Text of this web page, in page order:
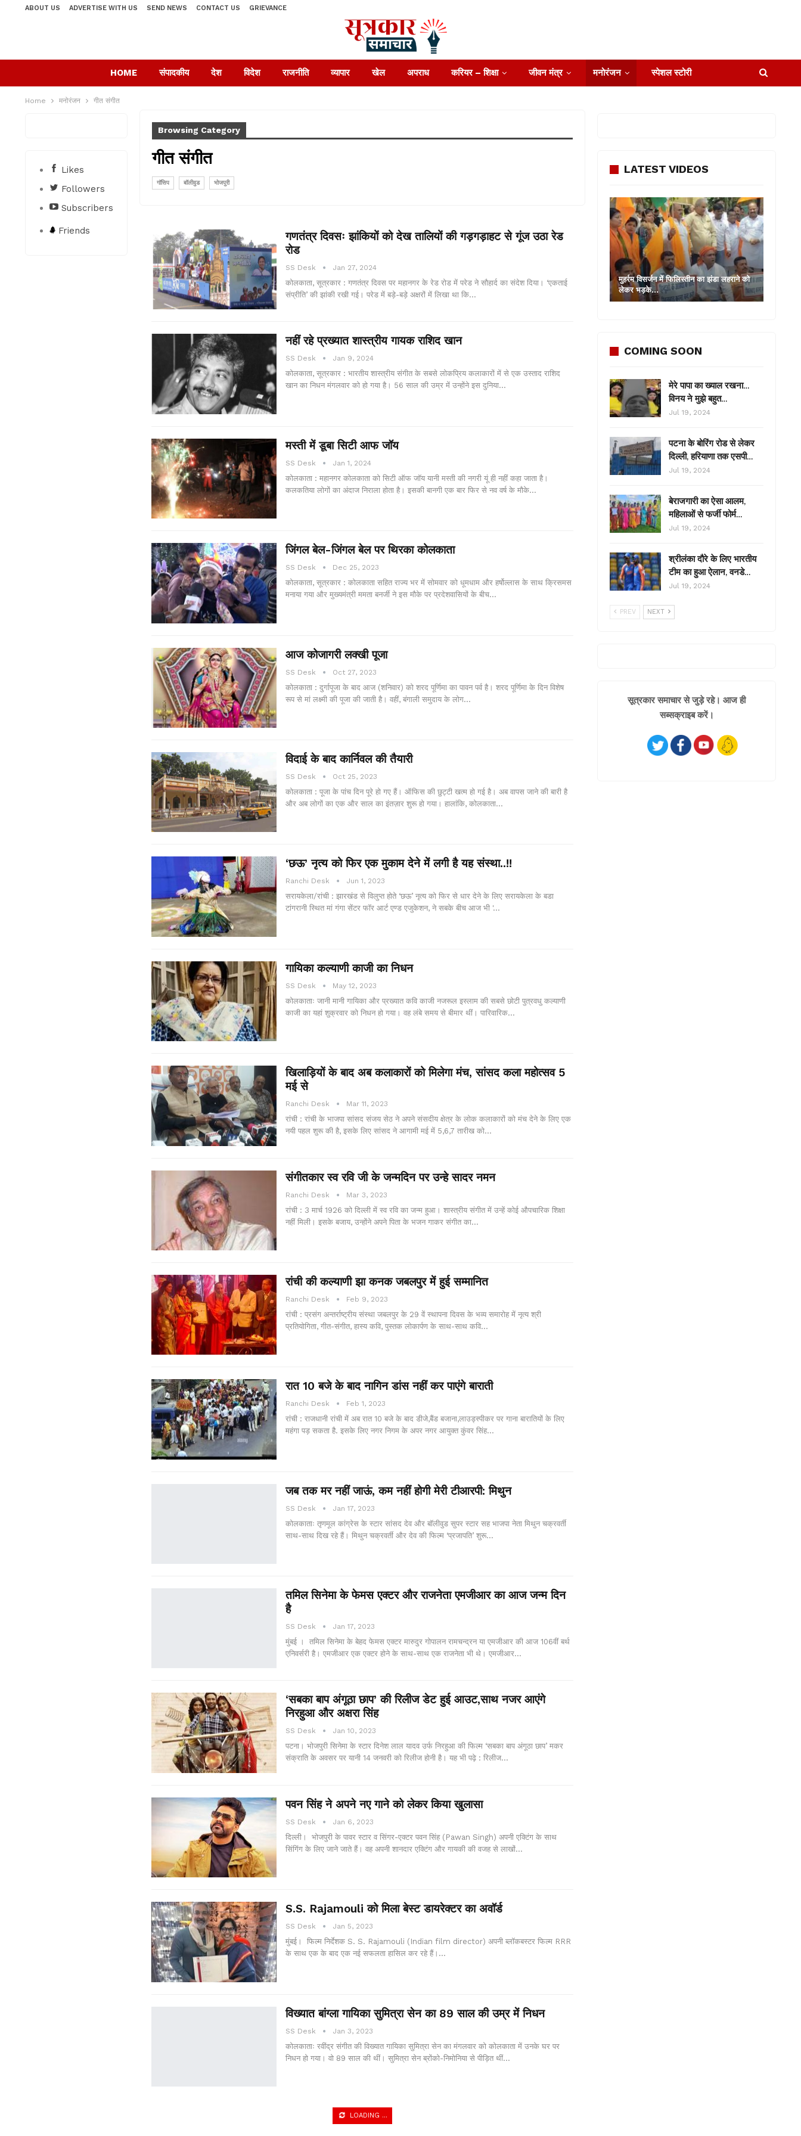
ABOUT US ADVERTISE WITH US SEND NEWS CONTACT US GRIEVANCE
HOME संपादकीय देश विदेश राजनीति व्यापार खेल अपराध करियर – शिक्षा जीवन मंत्र मनोरंजन स्पेशल स्टोरी
Home मनोरंजन गीत संगीत
Browsing Category
गीत संगीत
गॉसिप बॉलीवुड भोजपुरी
गणतंत्र दिवसः झांकियों को देख तालियों की गड़गड़ाहट से गूंज उठा रेड
रोड
SS Desk Jan 27, 2024
कोलकाता, सूत्रकार : गणतंत्र दिवस पर महानगर के रेड रोड में परेड ने सौहार्द का संदेश दिया। ‘एकताई
संप्रीति’ की झांकी रखी गई। परेड में बड़े-बड़े अक्षरों में लिखा था कि…
नहीं रहे प्रख्यात शास्त्रीय गायक राशिद खान
SS Desk Jan 9, 2024
कोलकाता, सूत्रकार : भारतीय शास्त्रीय संगीत के सबसे लोकप्रिय कलाकारों में से एक उस्ताद राशिद
खान का निधन मंगलवार को हो गया है। 56 साल की उम्र में उन्होंने इस दुनिया…
मस्ती में डूबा सिटी आफ जॉय
SS Desk Jan 1, 2024
कोलकाता : महानगर कोलकाता को सिटी ऑफ जॉय यानी मस्ती की नगरी यूं ही नहीं कहा जाता है।
कलकतिया लोगों का अंदाज निराला होता है। इसकी बानगी एक बार फिर से नव वर्ष के मौके…
जिंगल बेल-जिंगल बेल पर थिरका कोलकाता
SS Desk Dec 25, 2023
कोलकाता, सूत्रकार : कोलकाता सहित राज्य भर में सोमवार को धूमधाम और हर्षोल्लास के साथ क्रिसमस
मनाया गया और मुख्यमंत्री ममता बनर्जी ने इस मौके पर प्रदेशवासियों के बीच…
आज कोजागरी लक्खी पूजा
SS Desk Oct 27, 2023
कोलकाता : दुर्गापूजा के बाद आज (शनिवार) को शरद पूर्णिमा का पावन पर्व है। शरद पूर्णिमा के दिन विशेष
रूप से मां लक्ष्मी की पूजा की जाती है। वहीं, बंगाली समुदाय के लोग…
विदाई के बाद कार्निवल की तैयारी
SS Desk Oct 25, 2023
कोलकाता : पूजा के पांच दिन पूरे हो गए हैं। ऑफिस की छुट्टी खत्म हो गई है। अब वापस जाने की बारी है
और अब लोगों का एक और साल का इंतज़ार शुरू हो गया। हालांकि, कोलकाता…
‘छऊ’ नृत्य को फिर एक मुकाम देने में लगी है यह संस्था..!!
Ranchi Desk Jun 1, 2023
सरायकेला/रांची : झारखंड से विलुप्त होते ‘छऊ’ नृत्य को फिर से धार देने के लिए सरायकेला के बडा
टांगरानी स्थित मां गंगा सेंटर फॉर आर्ट एण्ड एजुकेशन, ने सबके बीच आज भी '…
गायिका कल्याणी काजी का निधन
SS Desk May 12, 2023
कोलकाताः जानी मानी गायिका और प्रख्यात कवि काजी नजरूल इस्लाम की सबसे छोटी पुत्रवधु कल्याणी
काजी का यहां शुक्रवार को निधन हो गया। वह लंबे समय से बीमार थीं। पारिवारिक…
खिलाड़ियों के बाद अब कलाकारों को मिलेगा मंच, सांसद कला महोत्सव 5
मई से
Ranchi Desk Mar 11, 2023
रांची : रांची के भाजपा सांसद संजय सेठ ने अपने संसदीय क्षेत्र के लोक कलाकारों को मंच देने के लिए एक
नयी पहल शुरू की है, इसके लिए सांसद ने आगामी मई में 5,6,7 तारीख को…
संगीतकार स्व रवि जी के जन्मदिन पर उन्हे सादर नमन
Ranchi Desk Mar 3, 2023
रांची : 3 मार्च 1926 को दिल्ली में स्व रवि का जन्म हुआ। शास्त्रीय संगीत में उन्हें कोई औपचारिक शिक्षा
नहीं मिली। इसके बजाय, उन्होंने अपने पिता के भजन गाकर संगीत का…
रांची की कल्याणी झा कनक जबलपुर में हुई सम्मानित
Ranchi Desk Feb 9, 2023
रांची : प्रसंग अन्तर्राष्ट्रीय संस्था जबलपुर के 29 वें स्थापना दिवस के भव्य समारोह में नृत्य श्री
प्रतियोगिता, गीत-संगीत, हास्य कवि, पुस्तक लोकार्पण के साथ-साथ कवि…
रात 10 बजे के बाद नागिन डांस नहीं कर पाएंगे बाराती
Ranchi Desk Feb 1, 2023
रांची : राजधानी रांची में अब रात 10 बजे के बाद डीजे,बैंड बजाना,लाउड्स्पीकर पर गाना बारातियों के लिए
महंगा पड़ सकता है. इसके लिए नगर निगम के अपर नगर आयुक्त कुंवर सिंह…
जब तक मर नहीं जाऊं, कम नहीं होगी मेरी टीआरपी: मिथुन
SS Desk Jan 17, 2023
कोलकाताः तृणमूल कांग्रेस के स्टार सांसद देव और बॉलीवुड सुपर स्टार सह भाजपा नेता मिथुन चक्रवर्ती
साथ-साथ दिख रहे हैं। मिथुन चक्रवर्ती और देव की फिल्म ‘प्रजापति’ शुरू…
तमिल सिनेमा के फेमस एक्टर और राजनेता एमजीआर का आज जन्म दिन
है
SS Desk Jan 17, 2023
मुंबई । तमिल सिनेमा के बेहद फेमस एक्टर मारुदुर गोपालन रामचन्द्रन या एमजीआर की आज 106वीं बर्थ
एनिवर्सरी है। एमजीआर एक एक्टर होने के साथ-साथ एक राजनेता भी थे। एमजीआर…
‘सबका बाप अंगूठा छाप’ की रिलीज डेट हुई आउट,साथ नजर आएंगे
निरहुआ और अक्षरा सिंह
SS Desk Jan 10, 2023
पटना। भोजपुरी सिनेमा के स्टार दिनेश लाल यादव उर्फ निरहुआ की फिल्म ‘सबका बाप अंगूठा छाप’ मकर
संक्राति के अवसर पर यानी 14 जनवरी को रिलीज होनी है। यह भी पढ़े : रिलीज…
पवन सिंह ने अपने नए गाने को लेकर किया खुलासा
SS Desk Jan 6, 2023
दिल्ली। भोजपुरी के पावर स्टार व सिंगर-एक्टर पवन सिंह (Pawan Singh) अपनी एक्टिंग के साथ
सिंगिंग के लिए जाने जाते हैं। वह अपनी शानदार एक्टिंग और गायकी की वजह से लाखों…
S.S. Rajamouli को मिला बेस्ट डायरेक्टर का अवॉर्ड
SS Desk Jan 5, 2023
मुंबई। फिल्म निर्देशक S. S. Rajamouli (Indian film director) अपनी ब्लॉकबस्टर फिल्म RRR
के साथ एक के बाद एक नई सफलता हासिल कर रहे हैं।…
विख्यात बांग्ला गायिका सुमित्रा सेन का 89 साल की उम्र में निधन
SS Desk Jan 3, 2023
कोलकाताः रवींद्र संगीत की विख्यात गायिका सुमित्रा सेन का मंगलवार को कोलकाता में उनके घर पर
निधन हो गया। वो 89 साल की थीं। सुमित्रा सेन ब्रोंको-निमोनिया से पीड़ित थीं…
31 दिसंबर को जलवा बिखेरेंगे झारखंड के लोक कलाकार
LATEST VIDEOS
मुहर्रम विसर्जन में फिलिस्तीन का झंडा लहराने को
लेकर भड़के…
COMING SOON
मेरे पापा का ख्याल रखना…
विनय ने मुझे बहुत…
Jul 19, 2024
पटना के बोरिंग रोड से लेकर
दिल्ली, हरियाणा तक एसपी…
Jul 19, 2024
बेराजगारी का ऐसा आलम,
महिलाओं से फर्जी फोर्म…
Jul 19, 2024
श्रीलंका दौरे के लिए भारतीय
टीम का हुआ ऐलान, वनडे…
Jul 19, 2024
PREV NEXT
सूत्रकार समाचार से जुड़े रहे। आज ही
सब्सक्राइब करें।
Likes
Followers
Subscribers
Friends